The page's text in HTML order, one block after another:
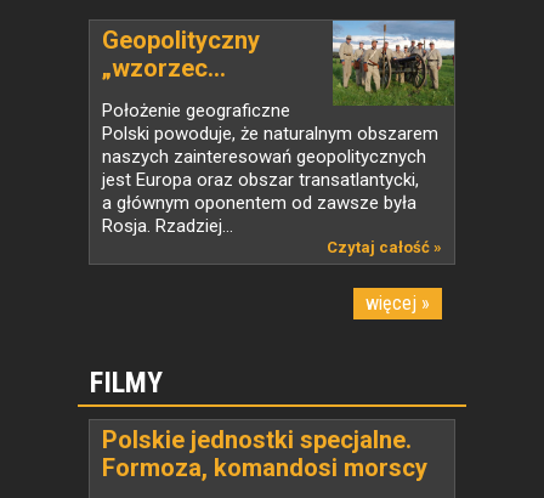
Geopolityczny
„wzorzec...
Położenie geograficzne
Polski powoduje, że naturalnym obszarem
naszych zainteresowań geopolitycznych
jest Europa oraz obszar transatlantycki,
a głównym oponentem od zawsze była
Rosja. Rzadziej...
Czytaj całość »
więcej »
FILMY
Polskie jednostki specjalne.
Formoza, komandosi morscy